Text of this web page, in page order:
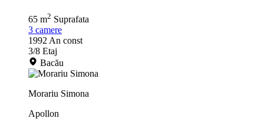
65 m2 Suprafata
3 camere
1992 An const
3/8 Etaj
Bacău
Morariu Simona
Apollon